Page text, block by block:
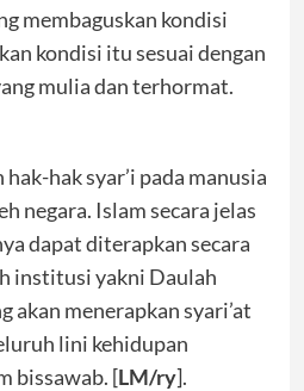
membaguskan kondisi
kondisi itu sesuai dengan
mulia dan terhormat.
hak syar’i pada manusia
negara. Islam secara jelas
dapat diterapkan secara
institusi yakni Daulah
akan menerapkan syari’at
lini kehidupan
bissawab. [LM/ry].